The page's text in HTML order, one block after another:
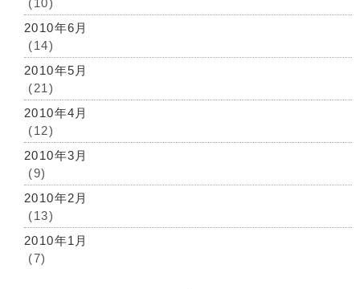
(10)
2010年6月
(14)
2010年5月
(21)
2010年4月
(12)
2010年3月
(9)
2010年2月
(13)
2010年1月
(7)